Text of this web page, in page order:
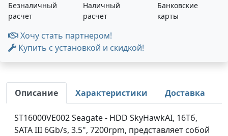
Безналичный
расчет
Наличный
расчет
Банковские
карты
Хочу стать партнером!
Купить с установкой и скидкой!
Описание Характеристики Доставка
ST16000VE002 Seagate - HDD SkyHawkAI, 16Тб,
SATA III 6Gb/s, 3.5", 7200rpm, представляет собой